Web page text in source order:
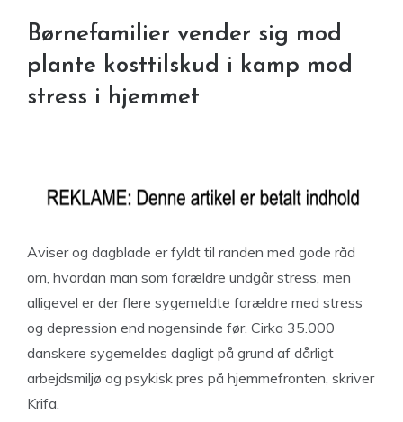
Børnefamilier vender sig mod
plante kosttilskud i kamp mod
stress i hjemmet
Aviser og dagblade er fyldt til randen med gode råd
om, hvordan man som forældre undgår stress, men
alligevel er der flere sygemeldte forældre med stress
og depression end nogensinde før. Cirka 35.000
danskere sygemeldes dagligt på grund af dårligt
arbejdsmiljø og psykisk pres på hjemmefronten, skriver
Krifa.